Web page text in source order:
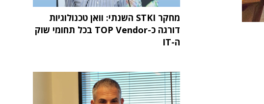
מחקר STKI השנתי: וואן טכנולוגיות
דורגה כ-TOP Vendor בכל תחומי שוק
ה-IT